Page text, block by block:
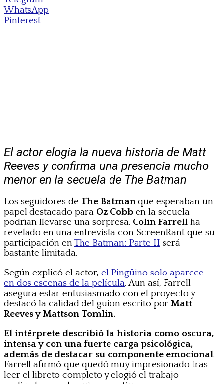
WhatsApp
Pinterest
El actor elogia la nueva historia de Matt
Reeves y confirma una presencia mucho
menor en la secuela de The Batman
Los seguidores de The Batman que esperaban un
papel destacado para Oz Cobb en la secuela
podrían llevarse una sorpresa. Colin Farrell ha
revelado en una entrevista con ScreenRant que su
participación enThe Batman: Parte II será
bastante limitada.
Según explicó el actor, el Pingüino solo aparece
en dos escenas de la película. Aun así, Farrell
asegura estar entusiasmado con el proyecto y
destacó la calidad del guion escrito por Matt
Reeves y Mattson Tomlin.
El intérprete describió la historia como oscura,
intensa y con una fuerte carga psicológica,
además de destacar su componente emocional.
Farrell afirmó que quedó muy impresionado tras
leer el libreto completo y elogió el trabajo